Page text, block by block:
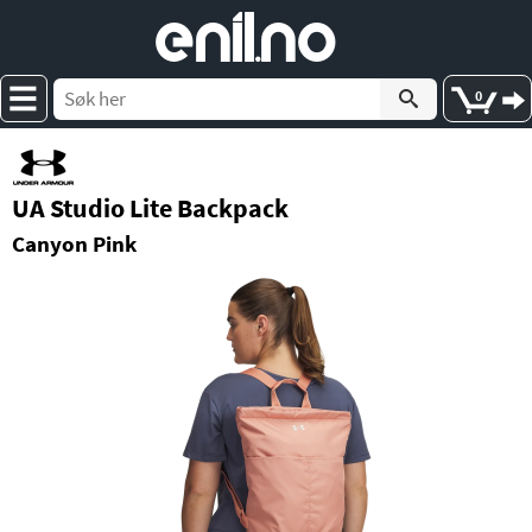
enil no
0
UA Studio Lite Backpack
Canyon Pink